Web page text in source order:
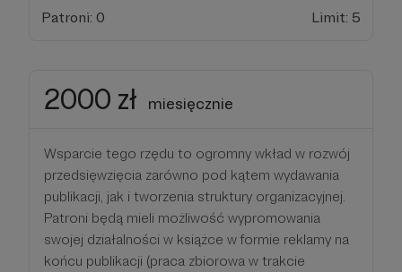
Patroni: 0 Limit: 5
2000 zł miesięcznie
Wsparcie tego rzędu to ogromny wkład w rozwój
przedsięwzięcia zarówno pod kątem wydawania
publikacji, jak i tworzenia struktury organizacyjnej.
Patroni będą mieli możliwość wypromowania
swojej działalności w książce w formie reklamy na
końcu publikacji (praca zbiorowa w trakcie